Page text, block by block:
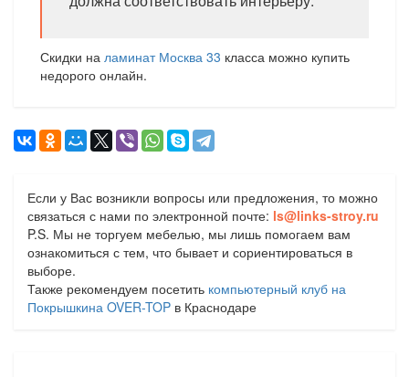
Скидки наламинат Москва 33 класса можно купить
недорого онлайн.
Если у Вас возникли вопросы или предложения, то можно
связаться с нами по электронной почте: ls@links-stroy.ru
P.S. Мы не торгуем мебелью, мы лишь помогаем вам
ознакомиться с тем, что бывает и сориентироваться в
выборе.
Также рекомендуем посетить компьютерный клуб на
Покрышкина OVER-TOP в Краснодаре